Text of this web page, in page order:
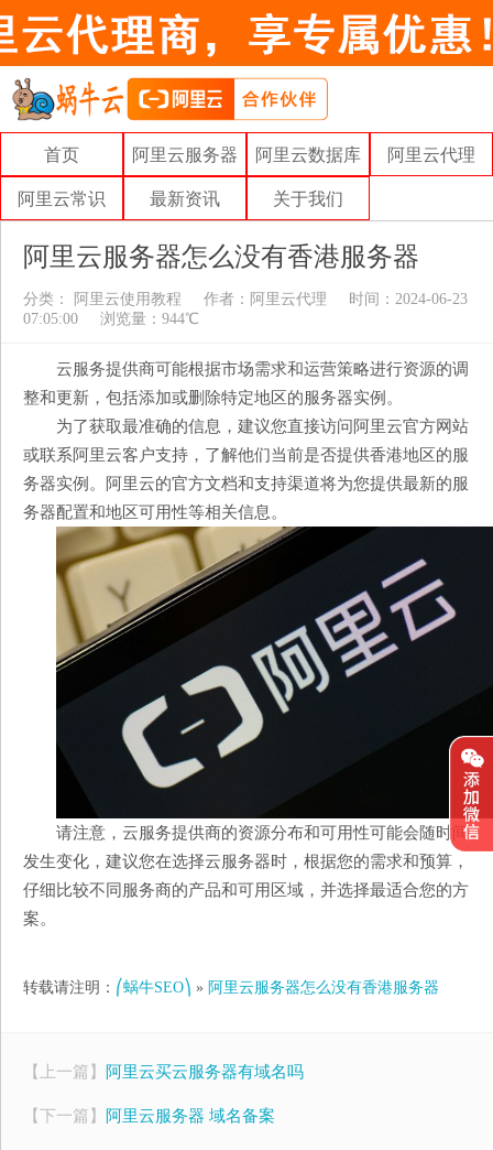
首页 阿里云服务器 阿里云数据库 阿里云代理
阿里云常识 最新资讯 关于我们
阿里云服务器怎么没有香港服务器
分类： 阿里云使用教程 作者： 阿里云代理
时间：2024-06-23
07:05:00
浏览量：944℃
云服务提供商可能根据市场需求和运营策略进行资源的调
整和更新，包括添加或删除特定地区的服务器实例。
为了获取最准确的信息，建议您直接访问阿里云官方网站
或联系阿里云客户支持，了解他们当前是否提供香港地区的服
务器实例。阿里云的官方文档和支持渠道将为您提供最新的服
务器配置和地区可用性等相关信息。
请注意，云服务提供商的资源分布和可用性可能会随时间
发生变化，建议您在选择云服务器时，根据您的需求和预算，
仔细比较不同服务商的产品和可用区域，并选择最适合您的方
案。
转载请注明： ⎛蜗牛SEO⎞ » 阿里云服务器怎么没有香港服务器
【上一篇】 阿里云买云服务器有域名吗
【下一篇】 阿里云服务器 域名备案